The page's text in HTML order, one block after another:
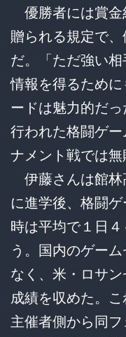
優勝者には賞金
贈られる規定で
だ。「ただ強い
情報を得るため
ードは魅力的だ
行われた格闘ゲ
ナメント戦では無
伊藤さんは館林
に進学後、格闘
時は平均で１日
う。国内のゲー
なく、米・ロサ
成績を収めた。こ
主催者側から同フ